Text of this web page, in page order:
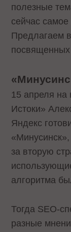
полезные
сейчас
Предлагаем
посвященных
15 апреля на
Истоки»
Яндекс
за вторую
алгоритма
Тогда SEO-
разные